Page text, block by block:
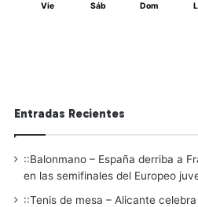
Vie Sáb Dom
Entradas Recientes
::Balonmano – España derriba a
en las semifinales del Europeo
::Tenis de mesa – Alicante